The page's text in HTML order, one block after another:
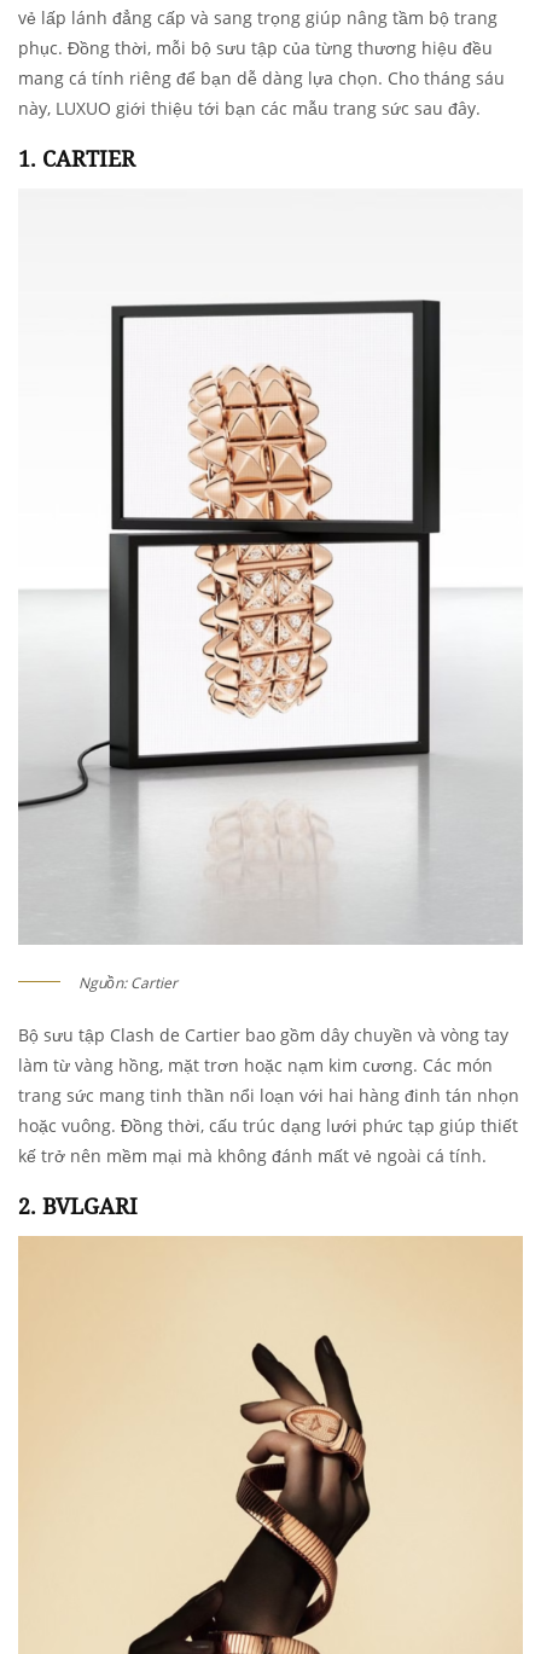
vẻ lấp lánh đẳng cấp và sang trọng giúp nâng tầm bộ trang
phục. Đồng thời, mỗi bộ sưu tập của từng thương hiệu đều
mang cá tính riêng để bạn dễ dàng lựa chọn. Cho tháng sáu
này, LUXUO giới thiệu tới bạn các mẫu trang sức sau đây.
1. CARTIER
Nguồn: Cartier
Bộ sưu tập Clash de Cartier bao gồm dây chuyền và vòng tay
làm từ vàng hồng, mặt trơn hoặc nạm kim cương. Các món
trang sức mang tinh thần nổi loạn với hai hàng đinh tán nhọn
hoặc vuông. Đồng thời, cấu trúc dạng lưới phức tạp giúp thiết
kế trở nên mềm mại mà không đánh mất vẻ ngoài cá tính.
2. BVLGARI